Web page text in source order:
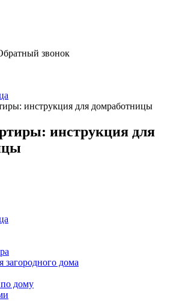
звонок
инструкция для домработницы
инструкция для
загородного дома
дому